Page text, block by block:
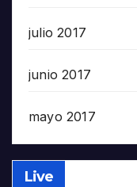
julio 2017
junio 2017
mayo 2017
Live